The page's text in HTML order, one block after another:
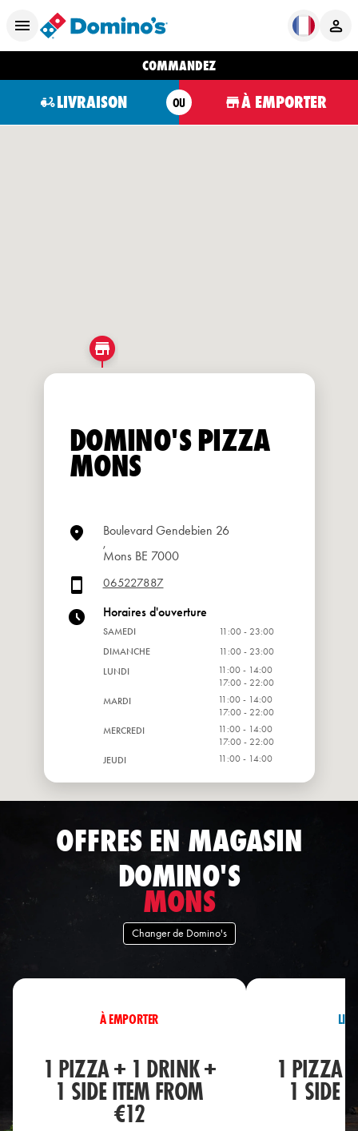
COMMANDEZ
LIVRAISON OU À EMPORTER
DOMINO'S PIZZA
MONS
Boulevard Gendebien 26
,
Mons BE 7000
065227887
Horaires d'ouverture
SAMEDI
11:00 - 23:00
DIMANCHE
11:00 - 23:00
LUNDI
11:00 - 14:00
17:00 - 22:00
MARDI
11:00 - 14:00
17:00 - 22:00
MERCREDI
11:00 - 14:00
17:00 - 22:00
JEUDI
11:00 - 14:00
OFFRES EN MAGASIN
DOMINO'S
MONS
Changer de Domino's
À EMPORTER
1 PIZZA + 1 DRINK +
1 SIDE ITEM FROM
€12
1 PIZZA
1 SIDE